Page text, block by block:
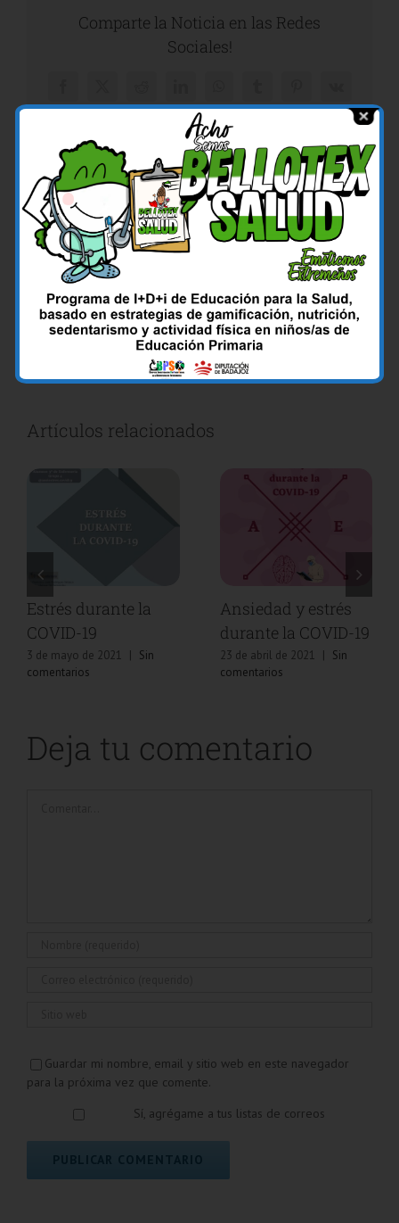
Comparte la Noticia en las Redes
Sociales!
Correo
electrónico
Sobre el Autor:Paula Gómez Moreno
Somos un grupo de alumnas de 3º de
enfermería que realiza un proyecto de
educación para la salud para concienciar a la
población de las graves consecuencias que
puede tener el confinamiento por el covid-19 si no se tiene una
Artículos relacionados
Estrés durante la
COVID-19
3 de mayo de 2021 | Sin
comentarios
Ansiedad y estrés
durante la COVID-19
23 de abril de 2021 | Sin
comentarios
Deja tu comentario
Guardar mi nombre, email y sitio web en este navegador
para la próxima vez que comente.
Sí, agrégame a tus listas de correos